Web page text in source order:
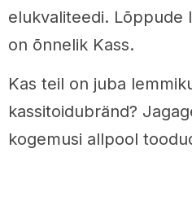
elukvaliteedi. Lõppude
on õnnelik Kass.
Kas teil on juba
kassitoidubränd?
kogemusi allpool